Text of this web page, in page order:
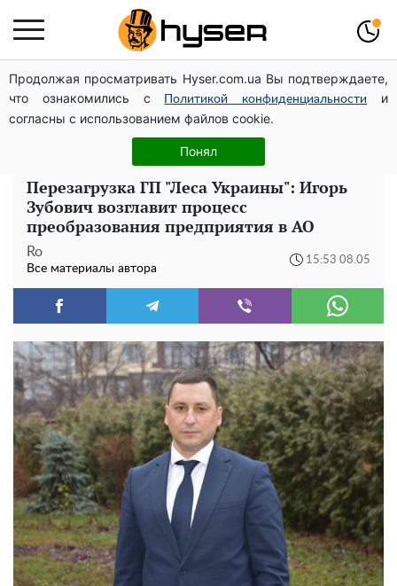
Продолжая просматривать Hyser.com.ua Вы подтверждаете,
что ознакомились с
Политикой конфиденциальности
и
согласны с использованием файлов cookie.
Понял
Елена Тополя слив видео – это далеко не все:
фронтмен "Антитела" Тарас Тополя стал следующим
Полностью голая Анна Тринчер блеснула
"прелестями": таких размеров вы еще не видели
Перезагрузка ГП "Леса Украины": Игорь
Зубович возглавит процесс
преобразования предприятия в АО
Ro
Все материалы автора
15:53 08.05